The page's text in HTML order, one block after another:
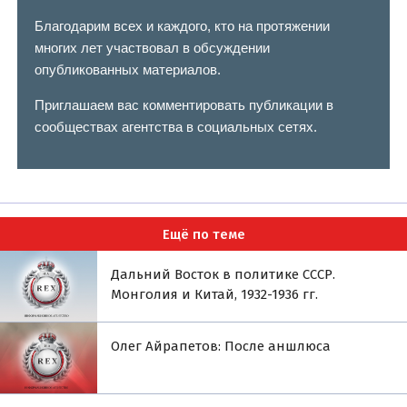
Благодарим всех и каждого, кто на протяжении
многих лет участвовал в обсуждении
опубликованных материалов.
Приглашаем вас комментировать публикации в
сообществах агентства в социальных сетях.
Ещё по теме
Дальний Восток в политике СССР.
Монголия и Китай, 1932-1936 гг.
Олег Айрапетов: После аншлюса